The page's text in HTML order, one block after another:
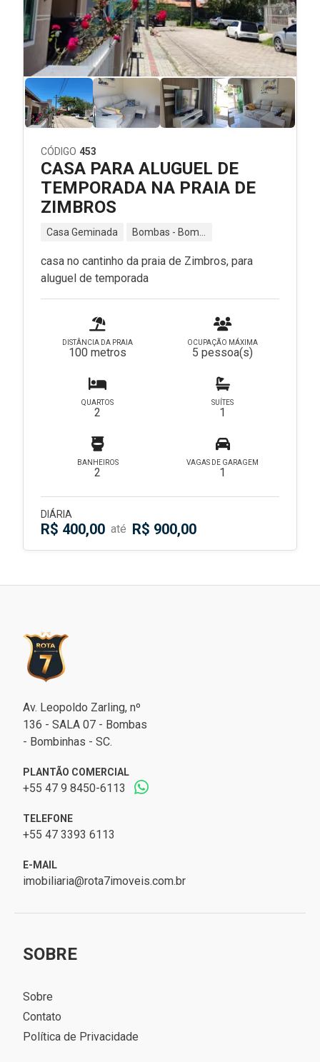
CÓDIGO 453
CASA PARA ALUGUEL DE
TEMPORADA NA PRAIA DE
ZIMBROS
Casa Geminada
casa no cantinho da praia de Zimbros, para
aluguel de temporada
DISTÂNCIA DA PRAIA
100 metros
OCUPAÇÃO MÁXIMA
5 pessoa(s)
QUARTOS
2
SUÍTES
1
BANHEIROS
2
VAGAS DE GARAGEM
1
DIÁRIA
R$ 400,00 até R$ 900,00
Av. Leopoldo Zarling, nº
136 - SALA 07 - Bombas
- Bombinhas - SC.
PLANTÃO COMERCIAL
+55 47 9 8450-6113
TELEFONE
+55 47 3393 6113
E-MAIL
imobiliaria@rota7imoveis.com.br
SOBRE
Sobre
Contato
Política de Privacidade